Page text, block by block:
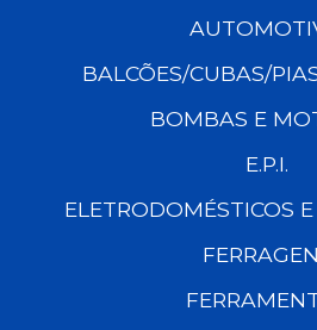
BALCÕES/CUBAS/
BOMBAS E
E.P.I.
ELETRODOMÉSTICOS